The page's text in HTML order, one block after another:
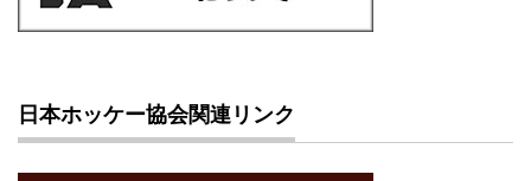
日本ホッケー協会関連リンク